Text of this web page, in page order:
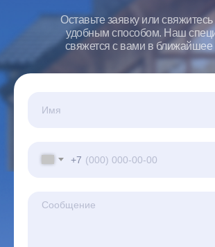
Оставьте заявку или
удобным способом. Наш
свяжется с вами в
+7